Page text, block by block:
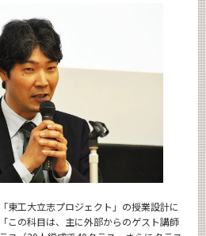
東工大立志プロジェクト」の授業設計に
この科目は、主に外部からのゲスト講師